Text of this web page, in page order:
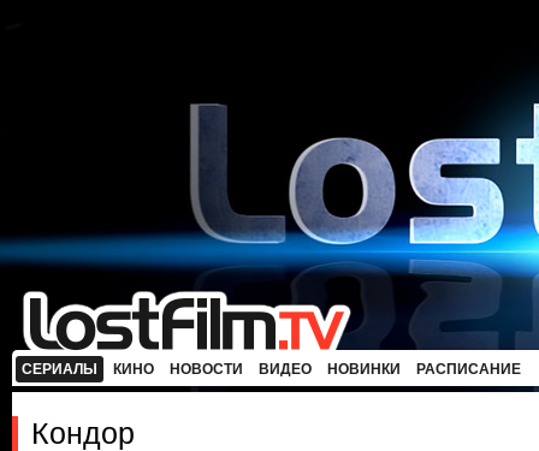
СЕРИАЛЫ КИНО НОВОСТИ ВИДЕО НОВИНКИ РАСПИСАНИЕ
Кондор